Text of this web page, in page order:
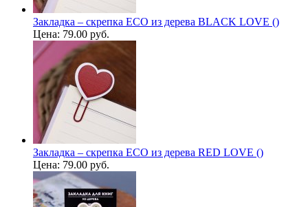
Закладка – скрепка ECO из дерева BLACK LOVE ()
Цена: 79.00 руб.
Закладка – скрепка ECO из дерева RED LOVE ()
Цена: 79.00 руб.